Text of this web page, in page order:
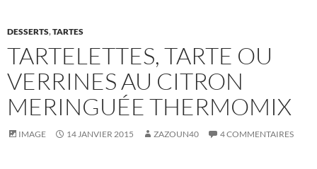
DESSERTS,TARTES
TARTELETTES, TARTE OU
VERRINES AU CITRON
MERINGUÉE THERMOMIX
IMAGE 14 JANVIER 2015 ZAZOUN40 4 COMMENTAIRES